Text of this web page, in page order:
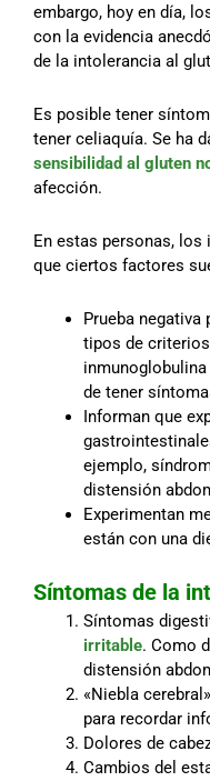
embargo, hoy en día,
con la evidencia
de la intolerancia al
Es posible tener
tener celiaquía. Se ha
sensibilidad al gluten
afección.
En estas personas, los
que ciertos factores
Prueba
tipos de
de tener
Informan que
ejemplo,
distensión
Experimentan
están con una
Síntomas de la
Síntomas
irritable. Como
distensión
«Niebla
para recordar
Dolores de
Cambios del